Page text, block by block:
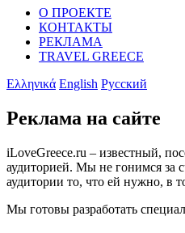
О ПРОЕКТЕ
КОНТАКТЫ
РЕКЛАМА
TRAVEL GREECE
Ελληνικά English Русский
Реклама на сайте
iLoveGreece.ru – известный,
аудиторией. Мы не гонимся за
аудитории то, что ей нужно, в
Мы готовы разработать